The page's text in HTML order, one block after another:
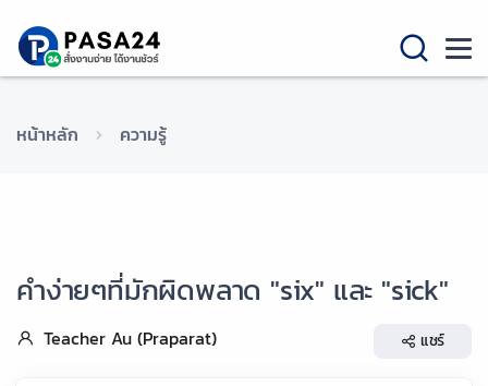
หน้าหลัก ความรู้
คำง่ายๆที่มักผิดพลาด "six" และ "sick"
Teacher Au (Praparat) แชร์